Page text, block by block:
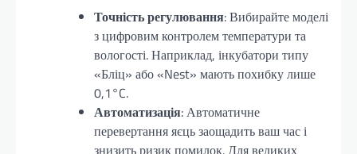
Точність регулювання: Вибирайте моделі
з цифровим контролем температури та
вологості. Наприклад, інкубатори типу
«Бліц» або «Nest» мають похибку лише
0,1°C.
Автоматизація: Автоматичне
перевертання яєць заощадить ваш час і
знизить ризик помилок. Для великих